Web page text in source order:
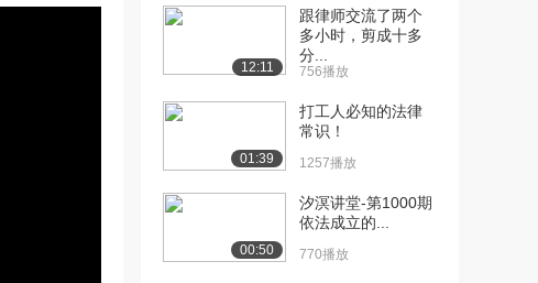
12:11
跟律师交流了两个
多小时，剪成十多
分...
756播放
01:39
打工人必知的法律
常识！
1257播放
00:50
汐溟讲堂-第1000期
依法成立的...
770播放